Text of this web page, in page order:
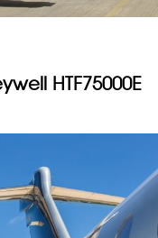
HTF75000E